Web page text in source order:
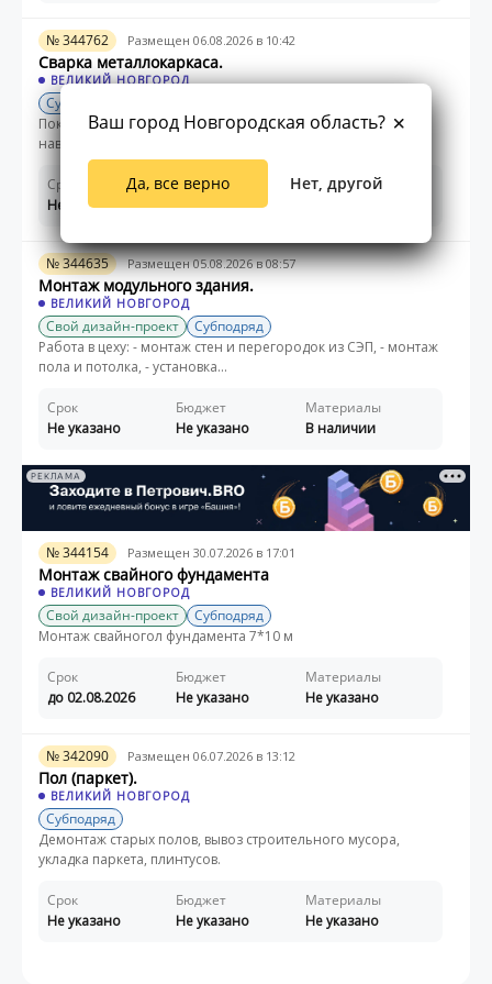
№ 344762 Размещен 06.08.2026 в 10:42
Сварка металлокаркаса.
ВЕЛИКИЙ НОВГОРОД
Субподряд
Покраска ферм и прогонов. Изготовление крыльца с
навесом, ступенями и ограждением. Покр...
Срок
Не указано
Бюджет
Не указано
Материалы
№ 344635 Размещен 05.08.2026 в 08:57
Монтаж модульного здания.
ВЕЛИКИЙ НОВГОРОД
Свой дизайн-проект
Субподряд
Работа в цеху: - монтаж стен и перегородок из СЭП, - монтаж
пола и потолка, - установка...
Срок
Не указано
Бюджет
Не указано
Материалы
В наличии
РЕКЛАМА
№ 344154 Размещен 30.07.2026 в 17:01
Монтаж свайного фундамента
ВЕЛИКИЙ НОВГОРОД
Свой дизайн-проект
Субподряд
Монтаж свайногол фундамента 7*10 м
Срок
до 02.08.2026
Бюджет
Не указано
Материалы
Не указано
№ 342090 Размещен 06.07.2026 в 13:12
Пол (паркет).
ВЕЛИКИЙ НОВГОРОД
Субподряд
Демонтаж старых полов, вывоз строительного мусора,
укладка паркета, плинтусов.
Срок
Не указано
Бюджет
Не указано
Материалы
Не указано
Ваш город Новгородская область?
Да, все верно Нет, другой